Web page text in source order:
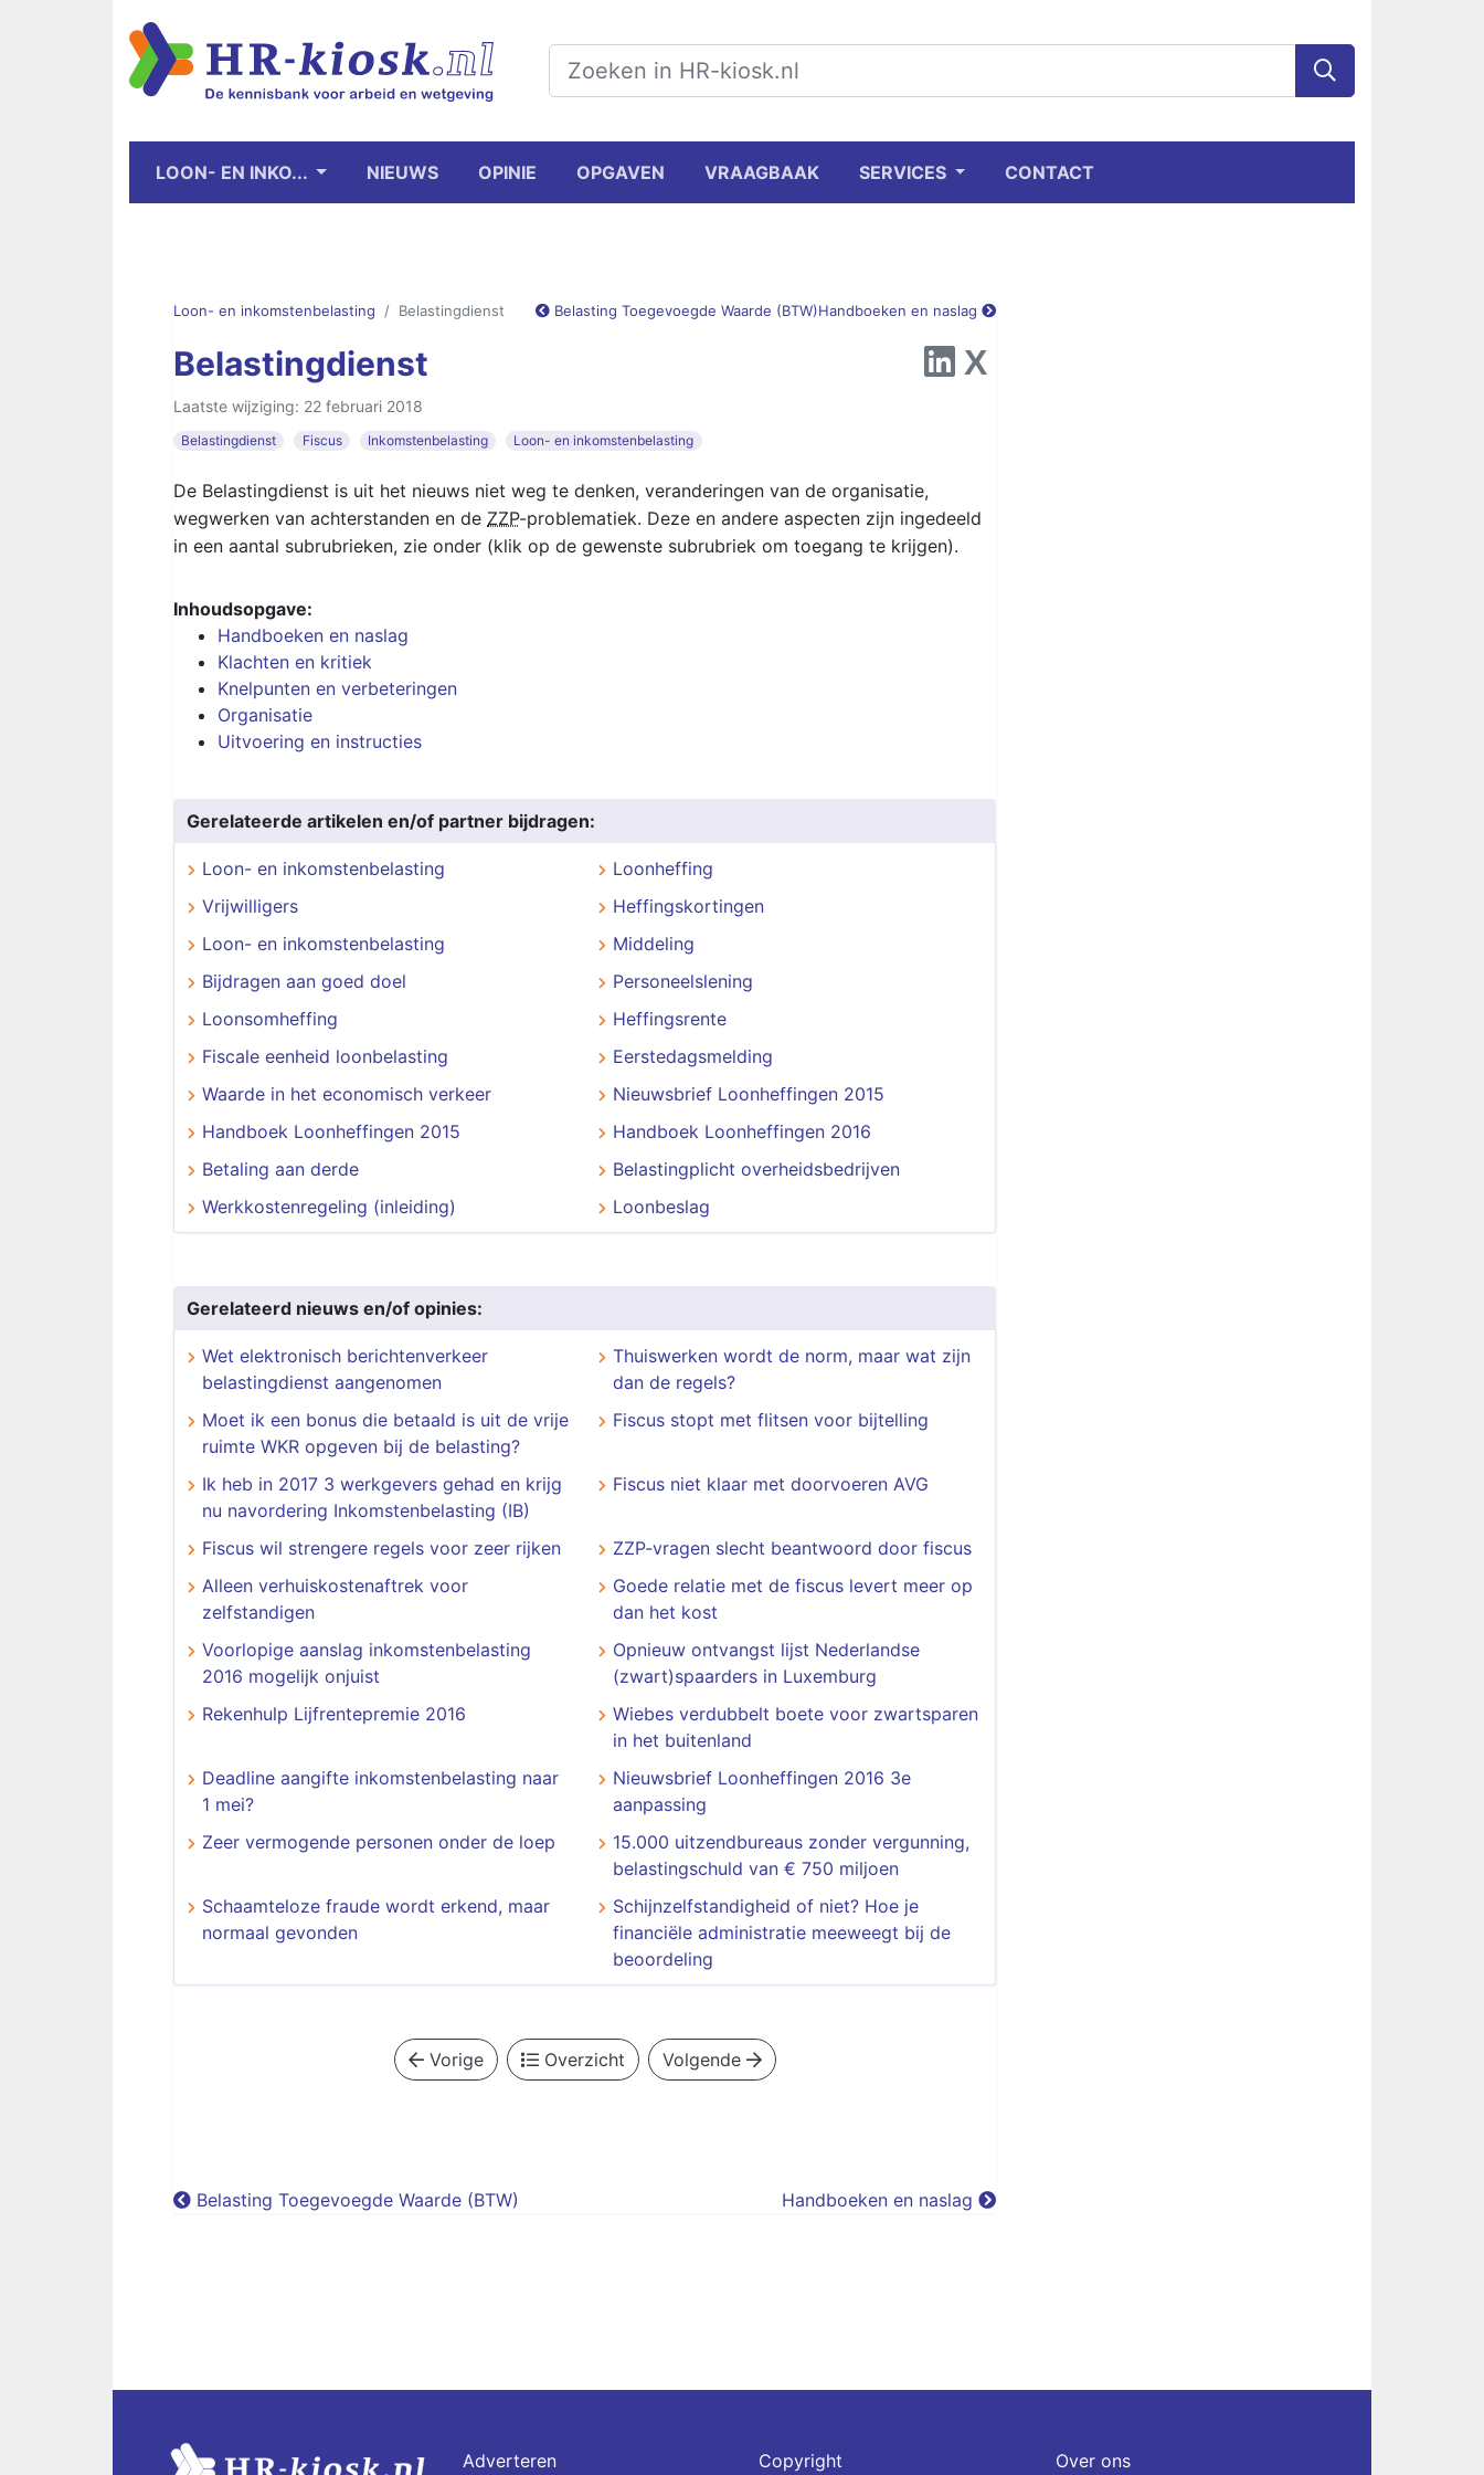
LOON- EN INKO... NIEUWS OPINIE OPGAVEN VRAAGBAAK SERVICES CONTACT
Loon- en inkomstenbelasting Belastingdienst Belasting Toegevoegde Waarde (BTW)Handboeken en naslag
Belastingdienst
Laatste wijziging: 22 februari 2018
Belastingdienst Fiscus Inkomstenbelasting Loon- en inkomstenbelasting
De Belastingdienst is uit het nieuws niet weg te denken, veranderingen van de organisatie,
wegwerken van achterstanden en de ZZP-problematiek. Deze en andere aspecten zijn ingedeeld
in een aantal subrubrieken, zie onder (klik op de gewenste subrubriek om toegang te krijgen).
Inhoudsopgave:
Handboeken en naslag
Klachten en kritiek
Knelpunten en verbeteringen
Organisatie
Uitvoering en instructies
Gerelateerde artikelen en/of partner bijdragen:
Loon- en inkomstenbelasting
Loonheffing
Vrijwilligers
Heffingskortingen
Loon- en inkomstenbelasting
Middeling
Bijdragen aan goed doel
Personeelslening
Loonsomheffing
Heffingsrente
Fiscale eenheid loonbelasting
Eerstedagsmelding
Waarde in het economisch verkeer
Nieuwsbrief Loonheffingen 2015
Handboek Loonheffingen 2015
Handboek Loonheffingen 2016
Betaling aan derde
Belastingplicht overheidsbedrijven
Werkkostenregeling (inleiding)
Loonbeslag
Gerelateerd nieuws en/of opinies:
Wet elektronisch berichtenverkeer
belastingdienst aangenomen
Thuiswerken wordt de norm, maar wat zijn
dan de regels?
Moet ik een bonus die betaald is uit de vrije
ruimte WKR opgeven bij de belasting?
Fiscus stopt met flitsen voor bijtelling
Ik heb in 2017 3 werkgevers gehad en krijg
nu navordering Inkomstenbelasting (IB)
Fiscus niet klaar met doorvoeren AVG
Fiscus wil strengere regels voor zeer rijken
ZZP-vragen slecht beantwoord door fiscus
Alleen verhuiskostenaftrek voor
zelfstandigen
Goede relatie met de fiscus levert meer op
dan het kost
Voorlopige aanslag inkomstenbelasting
2016 mogelijk onjuist
Opnieuw ontvangst lijst Nederlandse
(zwart)spaarders in Luxemburg
Rekenhulp Lijfrentepremie 2016
Wiebes verdubbelt boete voor zwartsparen
in het buitenland
Deadline aangifte inkomstenbelasting naar
1 mei?
Nieuwsbrief Loonheffingen 2016 3e
aanpassing
Zeer vermogende personen onder de loep
15.000 uitzendbureaus zonder vergunning,
belastingschuld van € 750 miljoen
Schaamteloze fraude wordt erkend, maar
normaal gevonden
Schijnzelfstandigheid of niet? Hoe je
financiële administratie meeweegt bij de
beoordeling
Vorige Overzicht Volgende
Belasting Toegevoegde Waarde (BTW) Handboeken en naslag
Adverteren Copyright Over ons